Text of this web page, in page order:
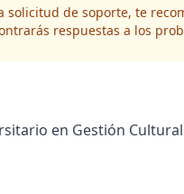
solicitud de soporte, te
respuestas a los